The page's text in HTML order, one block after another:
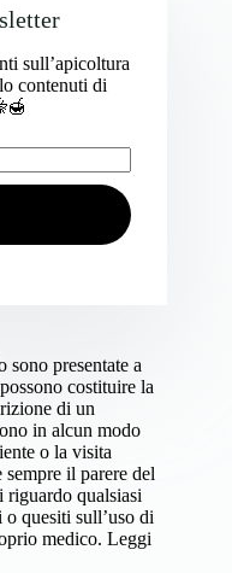
sull’apicoltura
contenuti di
presentate a
costituire la
di un
in alcun modo
o la visita
il parere del
riguardo qualsiasi
quesiti sull’uso di
medico. Leggi